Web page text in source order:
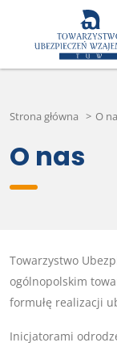
Strona główna > O
O nas
Towarzystwo
ogólnopolskim
formułę realizacji
Inicjatorami